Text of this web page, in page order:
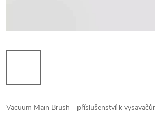
Vacuum Main Brush - příslušenství k